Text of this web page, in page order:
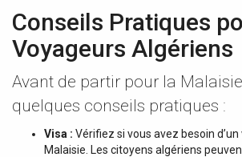
Conseils Pratiques
Voyageurs Algériens
Avant de partir pour la
quelques conseils pratiques :
Visa : Vérifiez si vous avez besoin
Malaisie. Les citoyens algériens